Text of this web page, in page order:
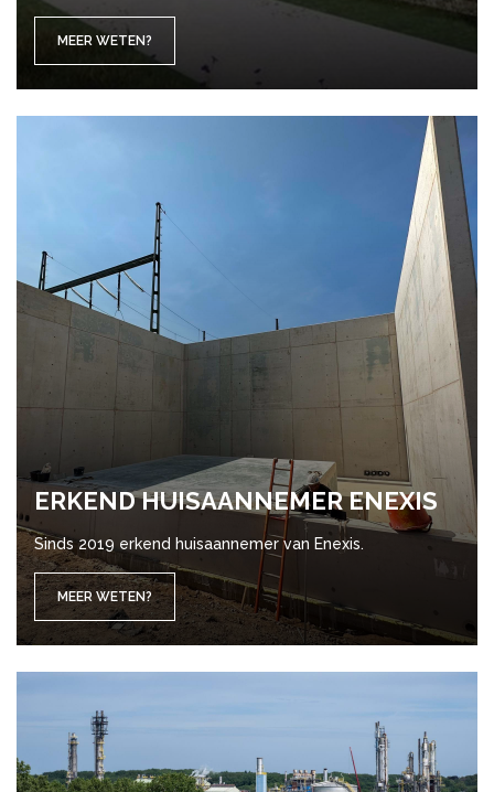
MEER WETEN?
ER­KEND HUIS­AAN­NE­MER ENEXIS
Sinds 2019 erkend huisaannemer van Enexis.
MEER WETEN?